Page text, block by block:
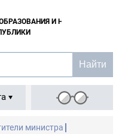
И НАУКИ
министра